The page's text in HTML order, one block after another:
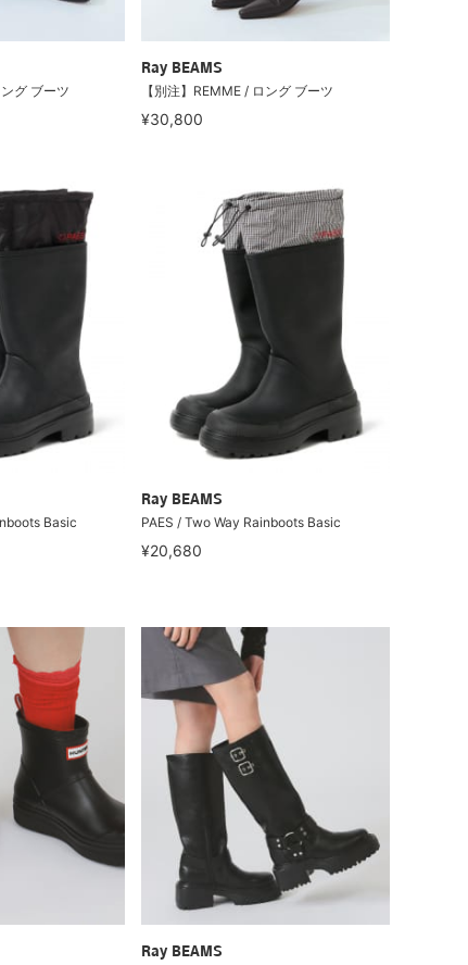
グ ブーツ
Ray BEAMS
【別注】REMME / ロング ブーツ
¥30,800
Basic
Ray BEAMS
PAES / Two Way Rainboots Basic
¥20,680
Ray BEAMS